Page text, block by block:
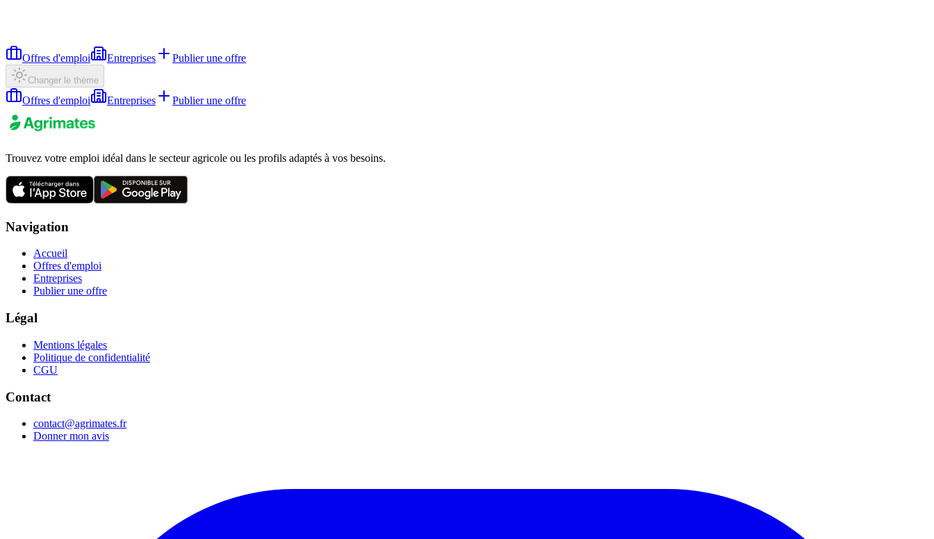
Offres d'emploi Entreprises Publier une offre
Changer le thème
Offres d'emploi Entreprises Publier une offre
Trouvez votre emploi idéal dans le secteur agricole ou les profils adaptés à vos besoins.
Navigation
Accueil
Offres d'emploi
Entreprises
Publier une offre
Légal
Mentions légales
Politique de confidentialité
CGU
Contact
contact@agrimates.fr
Donner mon avis